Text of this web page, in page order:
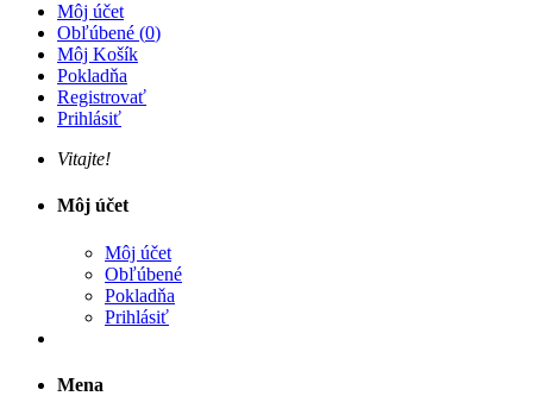
Môj účet
Obľúbené (0)
Môj Košík
Pokladňa
Registrovať
Prihlásiť
Vitajte!
Môj účet
Môj účet
Obľúbené
Pokladňa
Prihlásiť
Mena